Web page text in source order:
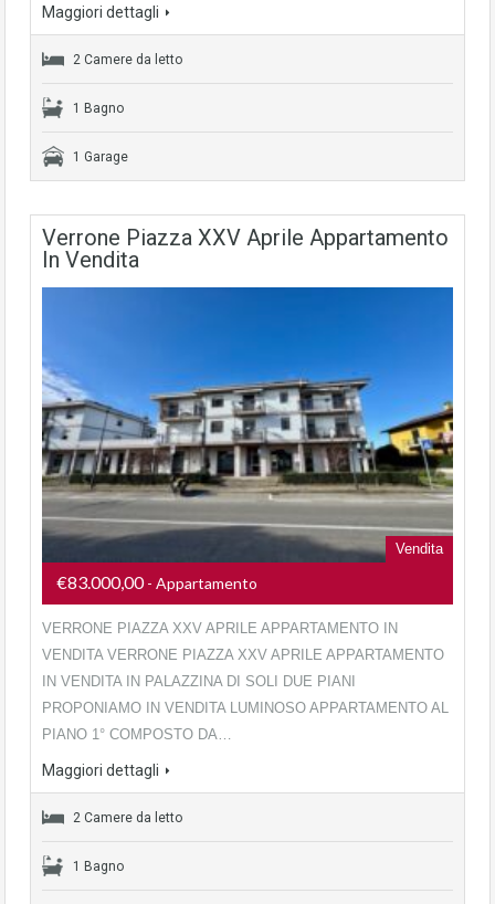
Maggiori dettagli
2 Camere da letto
1 Bagno
1 Garage
Verrone Piazza XXV Aprile Appartamento
In Vendita
Vendita
€83.000,00- Appartamento
VERRONE PIAZZA XXV APRILE APPARTAMENTO IN
VENDITA VERRONE PIAZZA XXV APRILE APPARTAMENTO
IN VENDITA IN PALAZZINA DI SOLI DUE PIANI
PROPONIAMO IN VENDITA LUMINOSO APPARTAMENTO AL
PIANO 1° COMPOSTO DA…
Maggiori dettagli
2 Camere da letto
1 Bagno